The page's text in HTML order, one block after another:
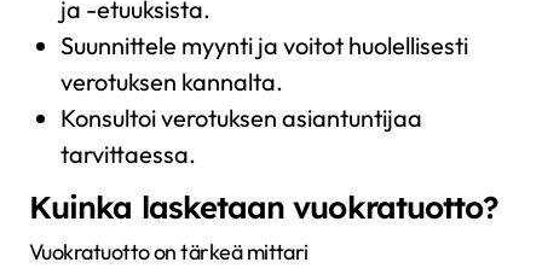
ja -etuuksista.
Suunnittele myynti ja voitot huolellisesti
verotuksen kannalta.
Konsultoi verotuksen asiantuntijaa
tarvittaessa.
Kuinka lasketaan vuokratuotto?
Vuokratuotto on tärkeä mittari